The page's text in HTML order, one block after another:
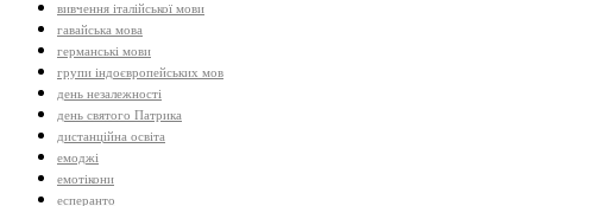
вивчення італійської мови
гавайська мова
германські мови
групи індоєвропейських мов
день незалежності
день святого Патрика
дистанційна освіта
емоджі
емотікони
есперанто